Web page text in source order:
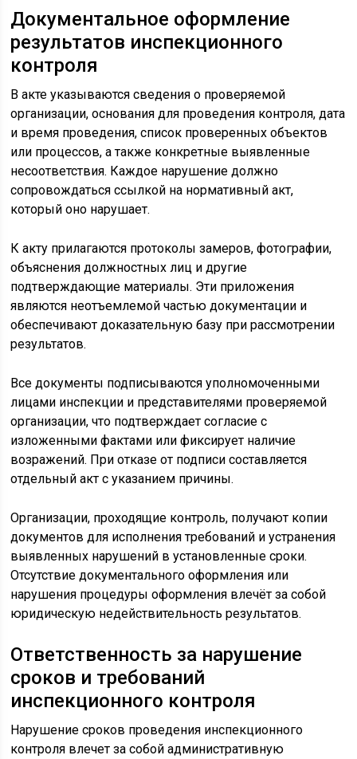
Документальное оформление
результатов инспекционного
контроля
В акте указываются сведения о проверяемой
организации, основания для проведения контроля, дата
и время проведения, список проверенных объектов
или процессов, а также конкретные выявленные
несоответствия. Каждое нарушение должно
сопровождаться ссылкой на нормативный акт,
который оно нарушает.
К акту прилагаются протоколы замеров, фотографии,
объяснения должностных лиц и другие
подтверждающие материалы. Эти приложения
являются неотъемлемой частью документации и
обеспечивают доказательную базу при рассмотрении
результатов.
Все документы подписываются уполномоченными
лицами инспекции и представителями проверяемой
организации, что подтверждает согласие с
изложенными фактами или фиксирует наличие
возражений. При отказе от подписи составляется
отдельный акт с указанием причины.
Организации, проходящие контроль, получают копии
документов для исполнения требований и устранения
выявленных нарушений в установленные сроки.
Отсутствие документального оформления или
нарушения процедуры оформления влечёт за собой
юридическую недействительность результатов.
Ответственность за нарушение
сроков и требований
инспекционного контроля
Нарушение сроков проведения инспекционного
контроля влечет за собой административную